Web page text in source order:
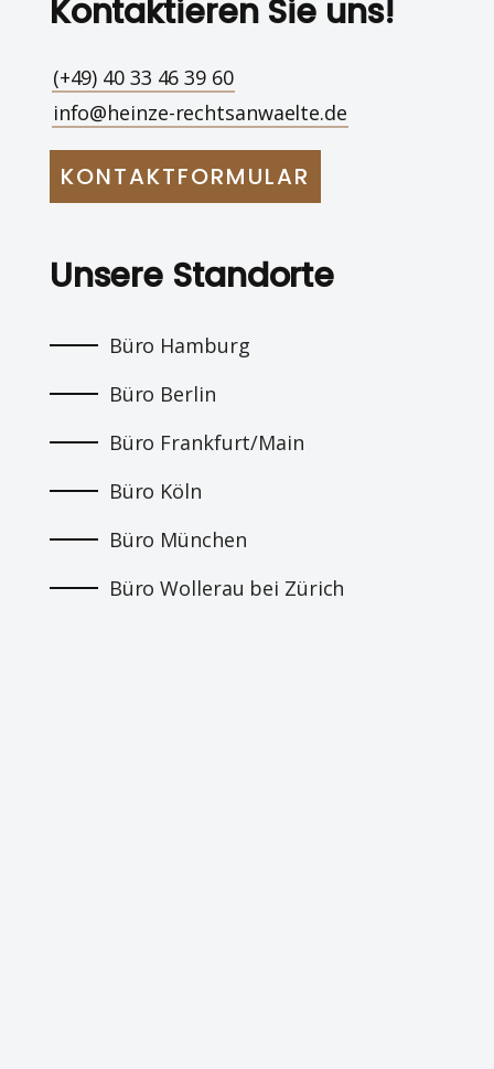
Kontaktieren Sie uns!
(+49) 40 33 46 39 60
info@heinze-rechtsanwaelte.de
KONTAKTFORMULAR
Unsere Standorte
Büro Hamburg
Büro Berlin
Büro Frankfurt/Main
Büro Köln
Büro München
Büro Wollerau bei Zürich